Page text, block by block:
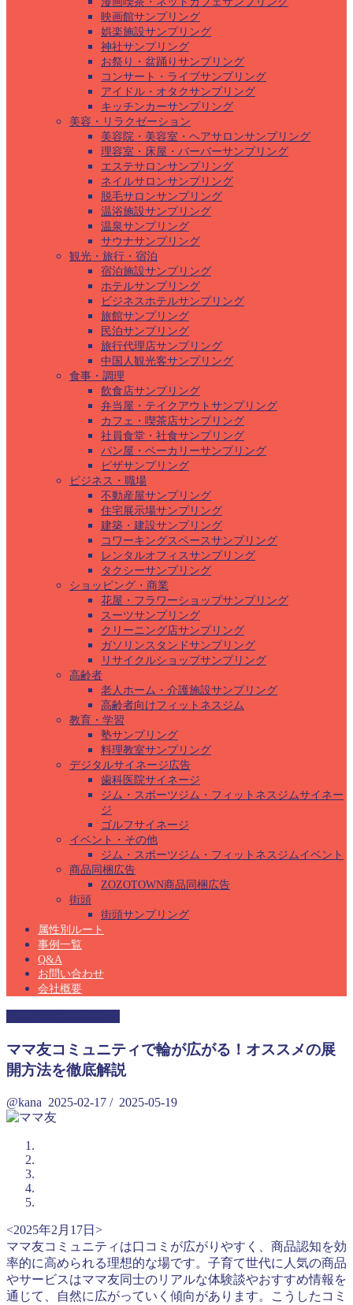
映画館サンプリング
娯楽施設サンプリング
神社サンプリング
お祭り・盆踊りサンプリング
コンサート・ライブサンプリング
アイドル・オタクサンプリング
キッチンカーサンプリング
美容・リラクゼーション
美容院・美容室・ヘアサロンサンプリング
理容室・床屋・バーバーサンプリング
エステサロンサンプリング
ネイルサロンサンプリング
脱毛サロンサンプリング
温浴施設サンプリング
温泉サンプリング
サウナサンプリング
観光・旅行・宿泊
宿泊施設サンプリング
ホテルサンプリング
ビジネスホテルサンプリング
旅館サンプリング
民泊サンプリング
旅行代理店サンプリング
中国人観光客サンプリング
食事・調理
飲食店サンプリング
弁当屋・テイクアウトサンプリング
カフェ・喫茶店サンプリング
社員食堂・社食サンプリング
パン屋・ベーカリーサンプリング
ピザサンプリング
ビジネス・職場
不動産屋サンプリング
住宅展示場サンプリング
建築・建設サンプリング
コワーキングスペースサンプリング
レンタルオフィスサンプリング
タクシーサンプリング
ショッピング・商業
花屋・フラワーショップサンプリング
スーツサンプリング
クリーニング店サンプリング
ガソリンスタンドサンプリング
リサイクルショップサンプリング
高齢者
老人ホーム・介護施設サンプリング
高齢者向けフィットネスジム
教育・学習
塾サンプリング
料理教室サンプリング
デジタルサイネージ広告
歯科医院サイネージ
ジム・スポーツジム・フィットネスジムサイネー
ジ
ゴルフサイネージ
イベント・その他
ジム・スポーツジム・フィットネスジムイベント
商品同梱広告
ZOZOTOWN商品同梱広告
街頭
街頭サンプリング
属性別ルート
事例一覧
Q&A
お問い合わせ
会社概要
ママ友コミュニティで輪が広がる！オススメの展
開方法を徹底解説
@kana 2025-02-17 / 2025-05-19
<2025年2月17日>
ママ友コミュニティは口コミが広がりやすく、商品認知を効
率的に高められる理想的な場です。子育て世代に人気の商品
やサービスはママ友同士のリアルな体験談やおすすめ情報を
通じて、自然に広がっていく傾向があります。こうしたコミ